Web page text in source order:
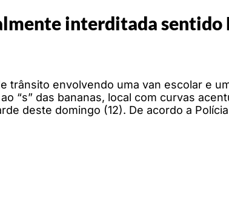
interditada sentido
trânsito envolvendo uma van escolar e
“s” das bananas, local com curvas
deste domingo (12). De acordo a